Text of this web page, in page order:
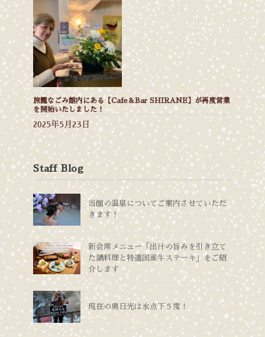
旅籠なごみ館内にある【Cafe＆Bar SHIRANE】が再度営業
を開始いたしました！
2025年5月23日
Staff Blog
当館の温泉についてご案内させていただ
きます！
新会席メニュー「出汁の旨みを引き立て
た鍋料理と特選国産牛ステーキ」をご紹
介します
現在の奥日光は氷点下５度！